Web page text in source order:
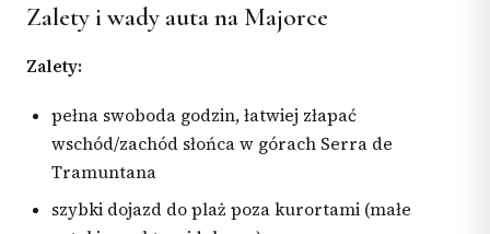
Zalety i wady auta na Majorce
Zalety:
pełna swoboda godzin, łatwiej złapać
wschód/zachód słońca w górach Serra de
Tramuntana
szybki dojazd do plaż poza kurortami (małe